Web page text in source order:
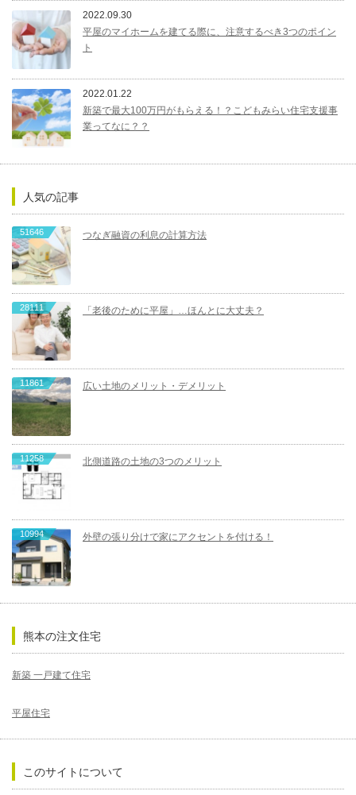
2022.09.30
平屋のマイホームを建てる際に、注意するべき3つのポイン
ト
2022.01.22
新築で最大100万円がもらえる！？こどもみらい住宅支援事
業ってなに？？
人気の記事
51646 つなぎ融資の利息の計算方法
28111 「老後のために平屋」…ほんとに大丈夫？
11861 広い土地のメリット・デメリット
11258 北側道路の土地の3つのメリット
10994 外壁の張り分けで家にアクセントを付ける！
熊本の注文住宅
新築 一戸建て住宅
平屋住宅
このサイトについて